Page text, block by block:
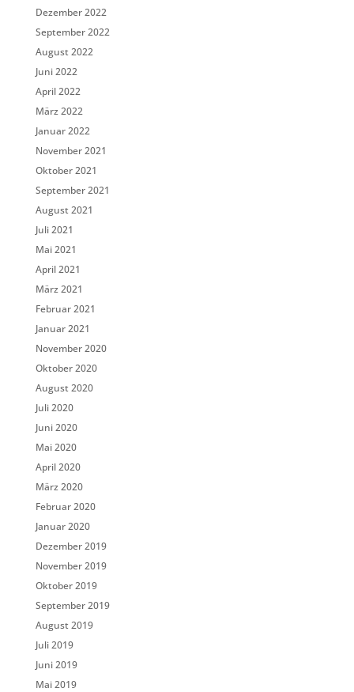
Dezember 2022
September 2022
August 2022
Juni 2022
April 2022
März 2022
Januar 2022
November 2021
Oktober 2021
September 2021
August 2021
Juli 2021
Mai 2021
April 2021
März 2021
Februar 2021
Januar 2021
November 2020
Oktober 2020
August 2020
Juli 2020
Juni 2020
Mai 2020
April 2020
März 2020
Februar 2020
Januar 2020
Dezember 2019
November 2019
Oktober 2019
September 2019
August 2019
Juli 2019
Juni 2019
Mai 2019